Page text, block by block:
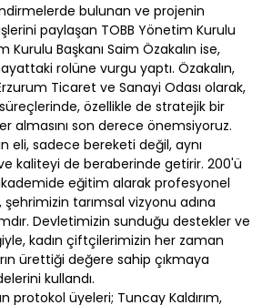
bulunan ve projenin
paylaşan TOBB Yönetim Kurulu
Kurulu Başkanı Saim Özakalın ise,
rolüne vurgu yaptı. Özakalın,
Ticaret ve Sanayi Odası olarak,
süreçlerinde, özellikle de stratejik bir
almasını son derece önemsiyoruz.
eli, sadece bereketi değil, aynı
kaliteyi de beraberinde getirir. 200'ü
akademide eğitim alarak profesyonel
tarımsal vizyonu adına
Devletimizin sunduğu destekler ve
kadın çiftçilerimizin her zaman
ürettiği değere sahip çıkmaya
kullandı.
protokol üyeleri; Tuncay Kaldırım,